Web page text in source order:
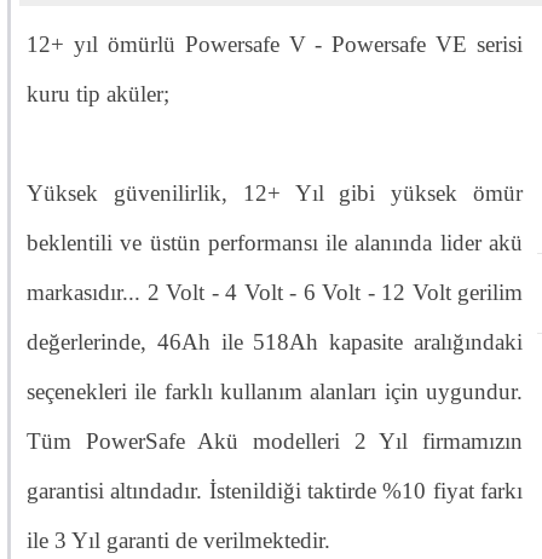
12+ yıl ömürlü Powersafe V - Powersafe VE serisi
kuru tip aküler;
Yüksek güvenilirlik, 12+ Yıl gibi yüksek ömür
beklentili ve üstün performansı ile alanında lider akü
markasıdır... 2 Volt - 4 Volt - 6 Volt - 12 Volt gerilim
değerlerinde, 46Ah ile 518Ah kapasite aralığındaki
seçenekleri ile farklı kullanım alanları için uygundur.
Tüm PowerSafe Akü modelleri 2 Yıl firmamızın
garantisi altındadır. İstenildiği taktirde %10 fiyat farkı
ile 3 Yıl garanti de verilmektedir.